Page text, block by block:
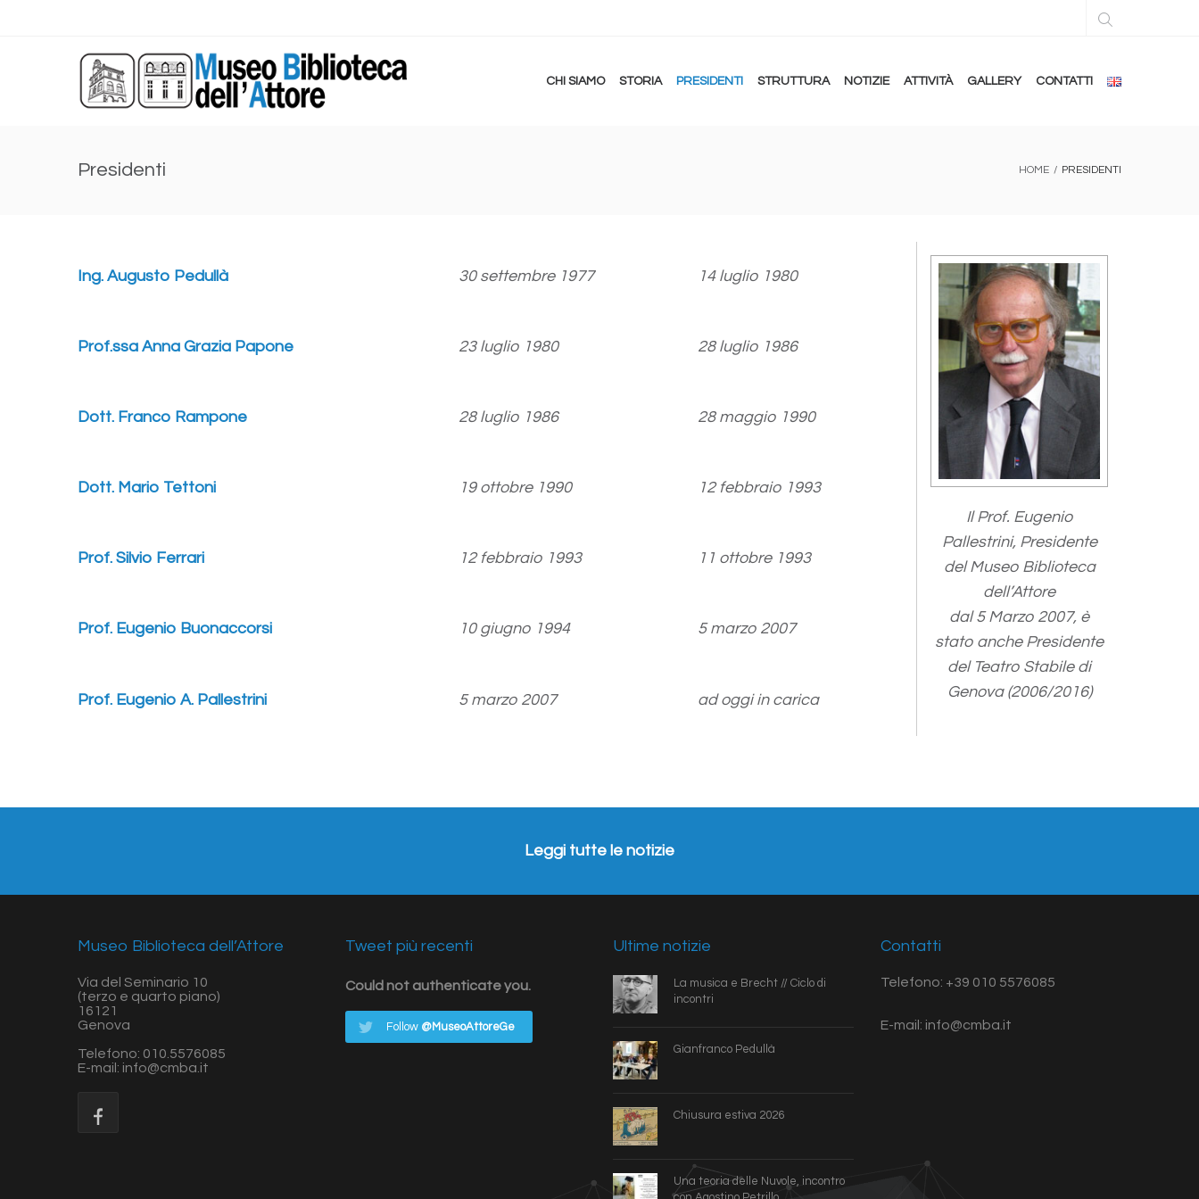
CHI SIAMO STORIA PRESIDENTI STRUTTURA NOTIZIE ATTIVITÀ GALLERY CONTATTI
Presidenti HOME / PRESIDENTI
Ing. Augusto Pedullà 30 settembre 1977 14 luglio 1980
Il Prof. Eugenio
Pallestrini, Presidente
del Museo Biblioteca
dell’Attore
dal 5 Marzo 2007, è
stato anche Presidente
del Teatro Stabile di
Genova (2006/2016)
Prof.ssa Anna Grazia Papone 23 luglio 1980 28 luglio 1986
Dott. Franco Rampone 28 luglio 1986 28 maggio 1990
Dott. Mario Tettoni 19 ottobre 1990 12 febbraio 1993
Prof. Silvio Ferrari 12 febbraio 1993 11 ottobre 1993
Prof. Eugenio Buonaccorsi 10 giugno 1994 5 marzo 2007
Prof. Eugenio A. Pallestrini 5 marzo 2007 ad oggi in carica
Leggi tutte le notizie
Museo Biblioteca dell’Attore
Via del Seminario 10
(terzo e quarto piano)
16121
Genova
Telefono: 010.5576085
E-mail: info@cmba.it
Tweet più recenti
Could not authenticate you.
Follow @MuseoAttoreGe
Ultime notizie
La musica e Brecht // Ciclo di
incontri
Gianfranco Pedullà
Chiusura estiva 2026
Una teoria delle Nuvole, incontro
Contatti
Telefono: +39 010 5576085
E-mail: info@cmba.it